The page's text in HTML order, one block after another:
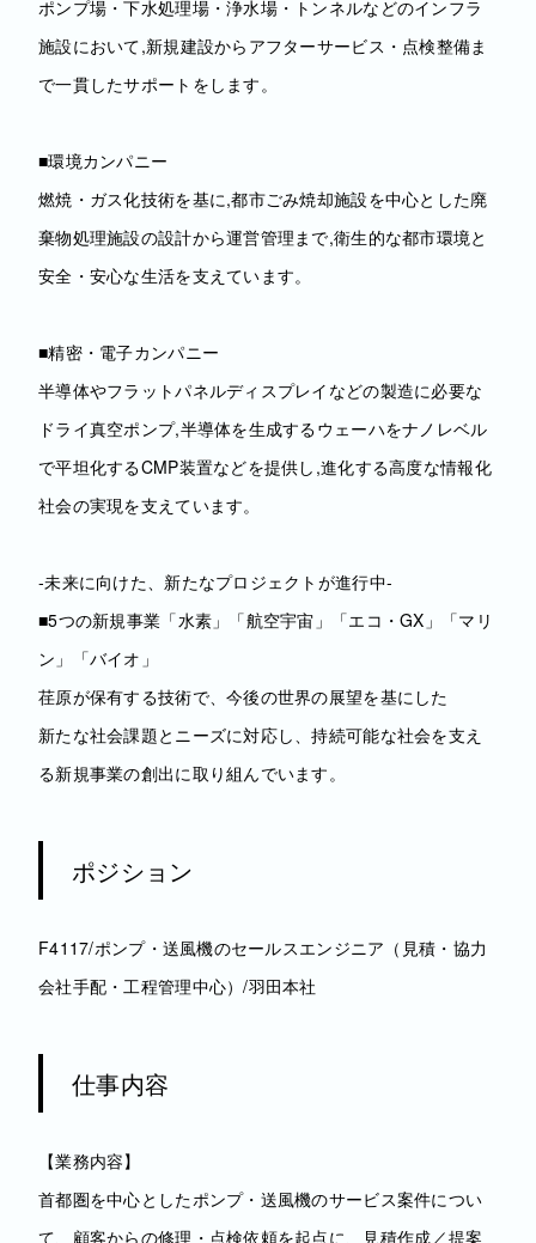
ポンプ場・下水処理場・浄水場・トンネルなどのインフラ
施設において,新規建設からアフターサービス・点検整備ま
で一貫したサポートをします。
■環境カンパニー
燃焼・ガス化技術を基に,都市ごみ焼却施設を中心とした廃
棄物処理施設の設計から運営管理まで,衛生的な都市環境と
安全・安心な生活を支えています。
■精密・電子カンパニー
半導体やフラットパネルディスプレイなどの製造に必要な
ドライ真空ポンプ,半導体を生成するウェーハをナノレベル
で平坦化するCMP装置などを提供し,進化する高度な情報化
社会の実現を支えています。
‐未来に向けた、新たなプロジェクトが進行中‐
■5つの新規事業「水素」「航空宇宙」「エコ・GX」「マリ
ン」「バイオ」
荏原が保有する技術で、今後の世界の展望を基にした
新たな社会課題とニーズに対応し、持続可能な社会を支え
る新規事業の創出に取り組んでいます。
ポジション
F4117/ポンプ・送風機のセールスエンジニア（見積・協力
会社手配・工程管理中心）/羽田本社
仕事内容
【業務内容】
首都圏を中心としたポンプ・送風機のサービス案件につい
て、顧客からの修理・点検依頼を起点に、見積作成／提案